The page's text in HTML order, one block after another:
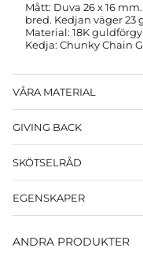
Mått: Duva 26 x 16 mm.
bred. Kedjan väger 23
Material: 18K
Kedja: Chunky Chain
VÅRA MATERIAL
GIVING BACK
SKÖTSELRÅD
EGENSKAPER
ANDRA PRODUKTER